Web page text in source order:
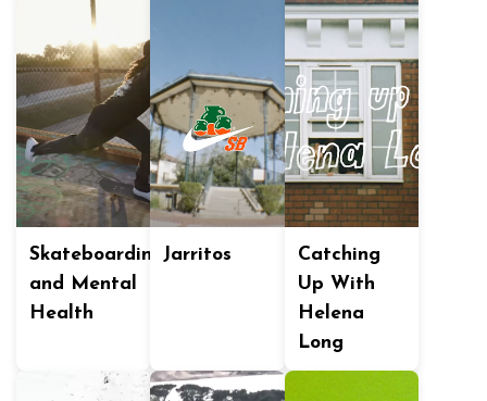
Skateboarding
and Mental
Health
Jarritos
Catching
Up With
Helena
Long